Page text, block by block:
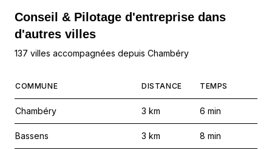
Conseil & Pilotage d'entreprise dans
d'autres villes
137 villes accompagnées depuis Chambéry
COMMUNE DISTANCE TEMPS
Chambéry 3 km 6 min
Bassens 3 km 8 min